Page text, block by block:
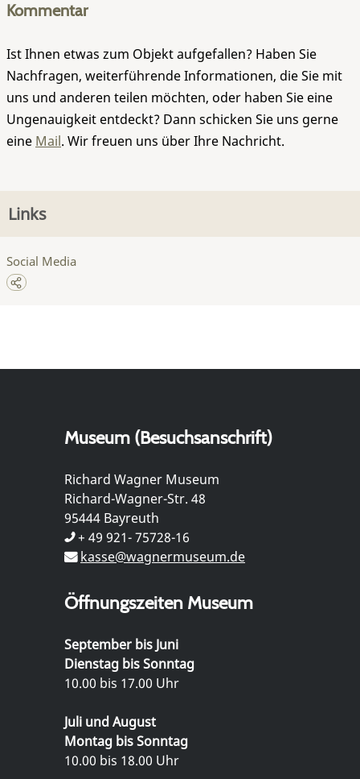
Kommentar
Ist Ihnen etwas zum Objekt aufgefallen? Haben Sie
Nachfragen, weiterführende Informationen, die Sie mit
uns und anderen teilen möchten, oder haben Sie eine
Ungenauigkeit entdeckt? Dann schicken Sie uns gerne
eine Mail. Wir freuen uns über Ihre Nachricht.
Links
Social Media
Museum (Besuchsanschrift)
Richard Wagner Museum
Richard-Wagner-Str. 48
95444 Bayreuth
+ 49 921- 75728-16
kasse@wagnermuseum.de
Öffnungszeiten Museum
September bis Juni
Dienstag bis Sonntag
10.00 bis 17.00 Uhr
Juli und August
Montag bis Sonntag
10.00 bis 18.00 Uhr